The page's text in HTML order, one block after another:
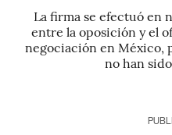
La firma se efectuó en
entre la oposición y el
negociación en México,
no han